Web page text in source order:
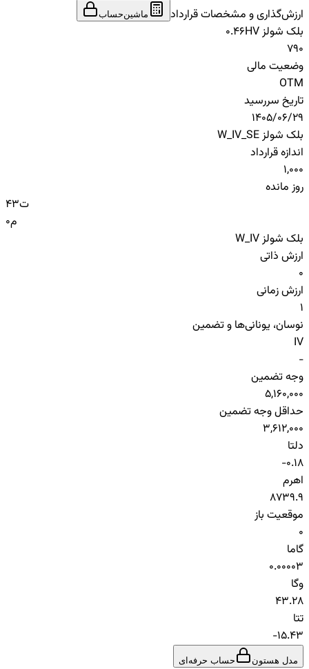
ارزش‌گذاری و مشخصات قرارداد
ماشین‌حساب
بلک شولز HV
0.46
790
وضعیت مالی
OTM
تاریخ سررسید
1405/06/29
بلک شولز W_IV_SE
اندازه قرارداد
1,000
روز مانده
43ت
0م
بلک شولز W_IV
ارزش ذاتی
0
ارزش زمانی
1
نوسان، یونانی‌ها و تضمین
IV
-
وجه تضمین
5,160,000
حداقل وجه تضمین
3,612,000
دلتا
-0.18
اهرم
8739.9
موقعیت باز
0
گاما
0.00003
وگا
43.28
تتا
-15.43
مدل هستون حساب حرفه‌ای